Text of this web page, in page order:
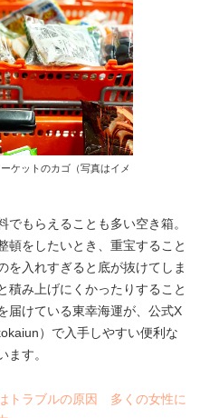
ケットのカゴ（写真はイメ
もらえることも多い空き箱。
頓をしたいとき、重宝すること
を入れすぎると底が抜けてしま
積み上げにくかったりすること
届けている東幸海運が、公式X
）で入手しやすい便利な
ます。
トラブルの原因 多くの女性に